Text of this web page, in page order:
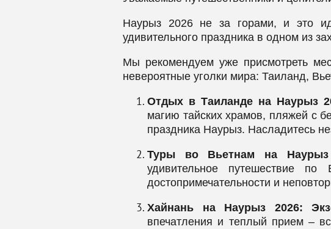
Наурыз 2026 не за горами, и это
удивительного праздника в одном из
Мы рекомендуем уже присмотреть
невероятные уголки мира: Таиланд,
Отдых в Таиланде на Наурыз
магию тайских храмов, пляжей с
праздника Наурыз. Насладитесь
Туры во Вьетнам на Наурыз
удивительное путешествие
достопримечательности и
Хайнань на Наурыз 2026:
впечатления и теплый прием –